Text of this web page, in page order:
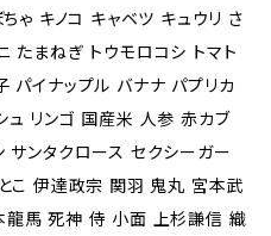
キノコ キャベツ キュウリ さ
たまねぎ トウモロコシ トマト
パイナップル バナナ パプリカ
ュ リンゴ 国産米 人参 赤カブ
サンタクロース セクシーガー
とこ 伊達政宗 関羽 鬼丸 宮本武
馬 死神 侍 小面 上杉謙信 織